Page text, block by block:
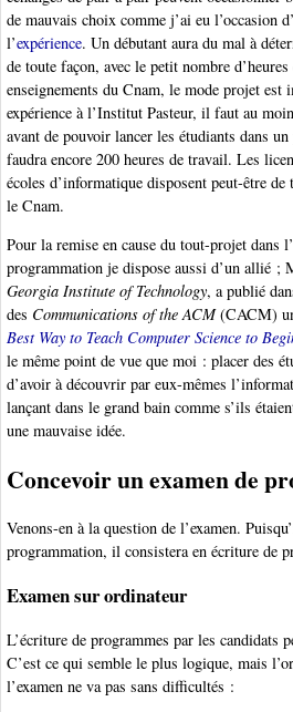
de mauvais choix comme j’ai eu l’occasion
l’expérience. Un débutant aura du mal à
de toute façon, avec le petit nombre
enseignements du Cnam, le mode projet est
expérience à l’Institut Pasteur, il faut au
avant de pouvoir lancer les étudiants dans
faudra encore 200 heures de travail. Les
écoles d’informatique disposent peut-être
le Cnam.
Pour la remise en cause du tout-projet dans
programmation je dispose aussi d’un allié ;
Georgia Institute of Technology, a publié
des Communications of the ACM(CACM)
Best Way to Teach Computer Science to
le même point de vue que moi : placer des
d’avoir à découvrir par eux-mêmes
lançant dans le grand bain comme s’ils
une mauvaise idée.
Concevoir un examen de
Venons-en à la question de l’examen.
programmation, il consistera en écriture de
Examen sur ordinateur
L’écriture de programmes par les candidats
C’est ce qui semble le plus logique, mais
l’examen ne va pas sans difficultés :